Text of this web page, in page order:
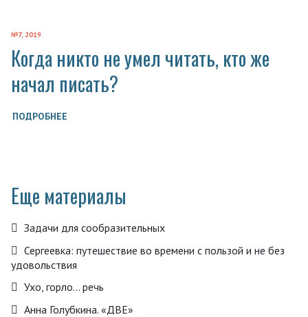
№7, 2019
Когда никто не умел читать, кто же
начал писать?
ПОДРОБНЕЕ
Еще материалы
Задачи для сообразительных
Сергеевка: путешествие во времени с пользой и не без
удовольствия
Ухо, горло… речь
Анна Голубкина. «ДВЕ»